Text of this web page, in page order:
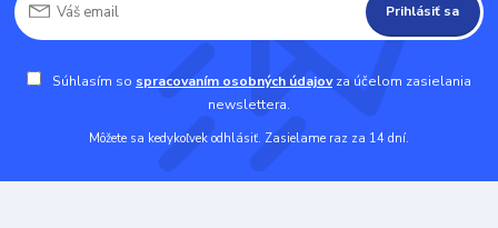
Prihlásiť sa
Súhlasím so spracovaním osobných údajovza účelom zasielania
newslettera.
Môžete sa kedykoľvek odhlásiť. Zasielame raz za 14 dní.